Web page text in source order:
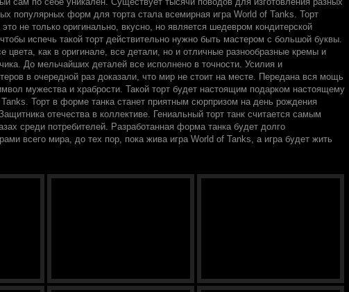
популярных форм для торта стала всемирная игра World of Tanks. Торт
не только оригинально, вкусно, но является шедевром кондитерской
испечь такой торт действительно нужно быть мастером с большой буквы.
цвета, как в оригинале, все детали, но и отличные разнообразные кремы и
До мельчайших деталей все исполнено в точности. Усилия и
в очередной раз доказали, что мир не стоит на месте. Передана вся мощь
мужества и храбрости. Такой торт будет настоящим подарком настоящему
Торт в форме танка станет приятным сюрпризом на день рождения
отечества в коллективе. Гениальный торт танк считается самым
среди потребителей. Разработанная форма танка будет долго
всего мира, до тех пор, пока жива игра World of Tanks, а игра будет жить